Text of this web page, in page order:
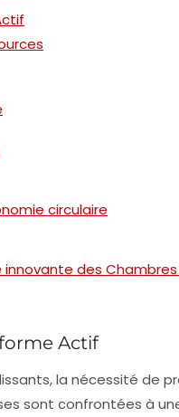
circulaire
des
Actif
la nécessité de
sont confrontées à